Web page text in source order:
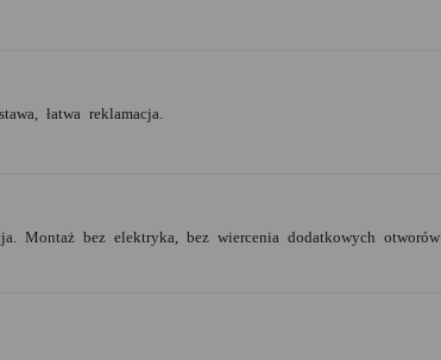
łatwa reklamacja.
Montaż bez elektryka, bez wiercenia dodatkowych otworów